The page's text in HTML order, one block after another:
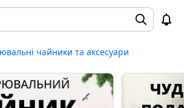
чайники та аксесуари